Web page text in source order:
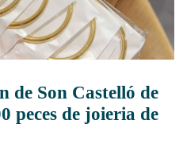
de Son Castelló de
peces de joieria de